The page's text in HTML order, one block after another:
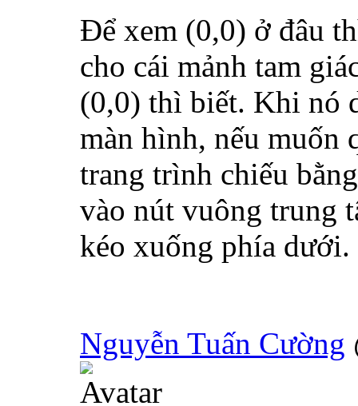
Để xem (0,0) ở đâu
cho cái mảnh tam
(0,0) thì biết. Khi nó
màn hình, nếu muốn
trang trình chiếu
vào nút vuông trung
kéo xuống phía dưới.
Nguyễn Tuấn Cường